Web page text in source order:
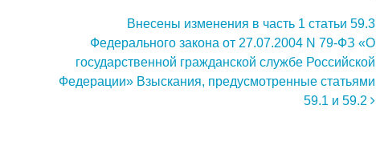
Внесены изменения в часть 1 статьи 59.3
Федерального закона от 27.07.2004 N 79-ФЗ «О
государственной гражданской службе Российской
Федерации» Взыскания, предусмотренные статьями
59.1 и 59.2